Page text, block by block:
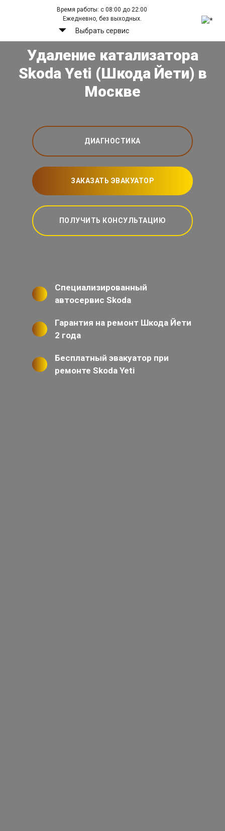
Время работы: с 08:00 до 22:00
Ежедневно, без выходных.
Выбрать сервис
Удаление катализатора
Skoda Yeti (Шкода Йети) в
Москве
ДИАГНОСТИКА
ЗАКАЗАТЬ ЭВАКУАТОР
ПОЛУЧИТЬ КОНСУЛЬТАЦИЮ
Специализированный
автосервис Skoda
Гарантия на ремонт Шкода Йети
2 года
Бесплатный эвакуатор при
ремонте Skoda Yeti